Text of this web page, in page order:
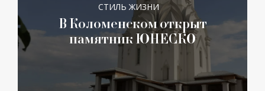
СТИЛЬ ЖИЗНИ
В Коломенском открыт
памятник ЮНЕСКО